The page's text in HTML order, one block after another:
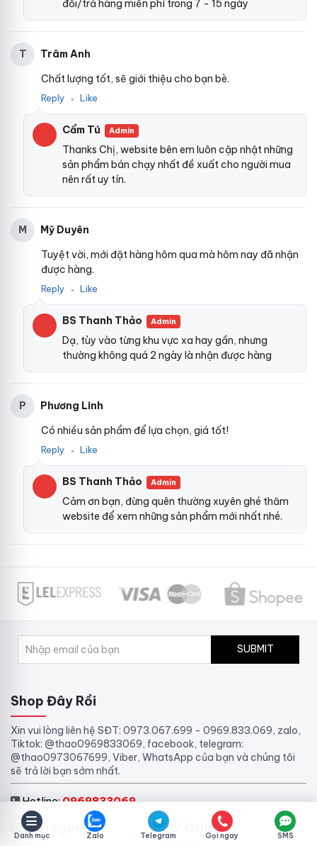
đổi/trả hàng miễn phí trong 7 - 15 ngày
T
Trâm Anh
Chất lượng tốt, sẽ giới thiệu cho bạn bè.
Reply ● Like
Cẩm Tú Admin
Thanks Chị, website bên em luôn cập nhật những
sản phẩm bán chạy nhất đề xuất cho người mua
nên rất uy tín.
M
Mỹ Duyên
Tuyệt vời, mới đặt hàng hôm qua mà hôm nay đã nhận
được hàng.
Reply ● Like
BS Thanh Thảo Admin
Dạ, tùy vào từng khu vực xa hay gần, nhưng
thường không quá 2 ngày là nhận được hàng
P
Phương Linh
Có nhiều sản phẩm để lựa chọn, giá tốt!
Reply ● Like
BS Thanh Thảo Admin
Cảm ơn bạn, đừng quên thường xuyên ghé thăm
website để xem những sản phẩm mới nhất nhé.
SUBMIT
Shop Đây Rồi
Xin vui lòng liên hệ SĐT: 0973.067.699 - 0969.833.069, zalo,
Tiktok: @thao0969833069, facebook, telegram:
@thao0973067699, Viber, WhatsApp của bạn và chúng tôi
sẽ trả lời bạn sớm nhất.
Hotline:0969833069
Category Other
Danh mục Zalo Telegram Gọi ngay SMS